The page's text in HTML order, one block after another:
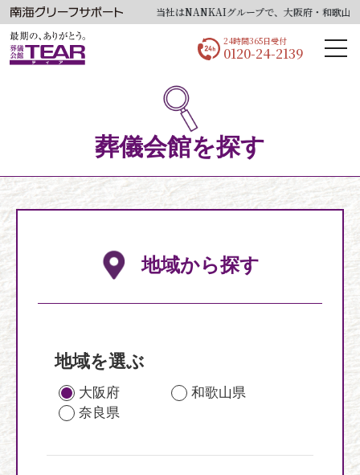
当社はNANKAIグループで、大阪府・和歌山県
24時間365日受付
0120-24-2139
葬儀会館を探す
地域から探す
地域を選ぶ
大阪府
和歌山県
奈良県